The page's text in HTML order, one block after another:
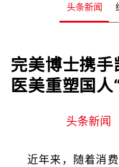
头条新闻
完美博士携
医美重塑国人
头条新闻
近年来，随着消